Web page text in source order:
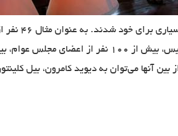
درطول سال‌های
بین آنها می‌توان به دیوید کامرون، بیل